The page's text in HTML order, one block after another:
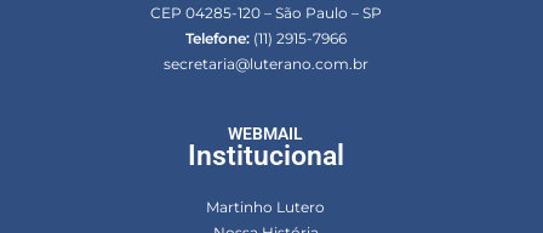
CEP 04285-120 – São Paulo – SP
Telefone:(11) 2915-7966
secretaria@luterano.com.br
WEBMAIL
Institucional
Martinho Lutero